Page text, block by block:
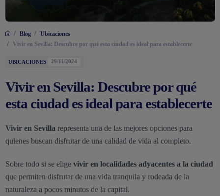
/ Blog / Ubicaciones
/ Vivir en Sevilla: Descubre por qué esta ciudad es ideal para establecerte
UBICACIONES 29/11/2024
Vivir en Sevilla: Descubre por qué
esta ciudad es ideal para establecerte
Vivir en Sevilla representa una de las mejores opciones para
quienes buscan disfrutar de una calidad de vida al completo.
Sobre todo si se elige vivir en localidades adyacentes a la ciudad
que permiten disfrutar de una vida tranquila y rodeada de la
naturaleza a pocos minutos de la capital.